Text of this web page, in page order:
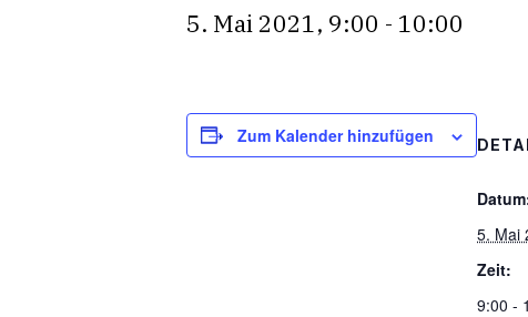
5. Mai 2021, 9:00 - 10:00
Zum Kalender hinzufügen
5. Mai
Zeit:
9:00 -